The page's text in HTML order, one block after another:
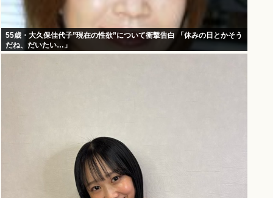
55歳・大久保佳代子”現在の性欲”について衝撃告白 「休みの日とかそう
だね、だいたい…」